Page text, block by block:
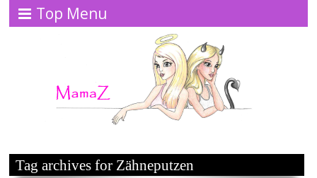
Top Menu
Tag archives for Zähneputzen